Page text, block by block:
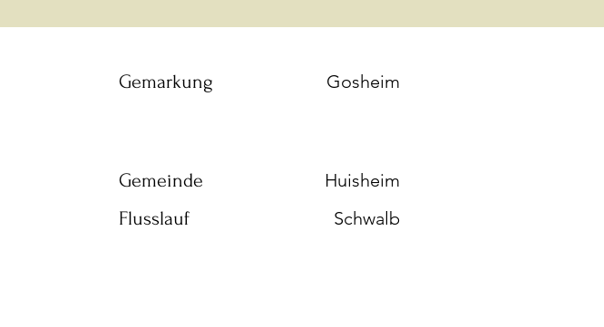
Gemarkung Gosheim
Gemeinde
Huisheim
Flusslauf
Schwalb